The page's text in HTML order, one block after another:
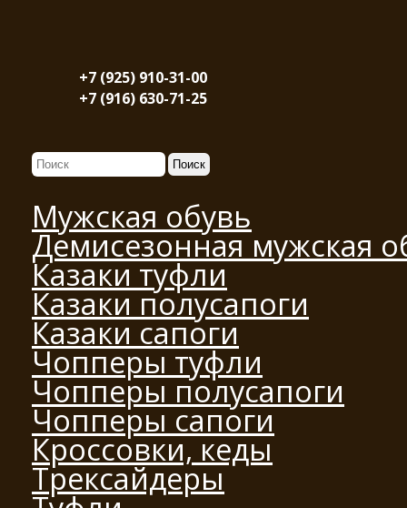
+7 (925) 910-31-00
+7 (916) 630-71-25
Мужская обувь
Демисезонная мужская
Казаки туфли
Казаки полусапоги
Казаки сапоги
Чопперы туфли
Чопперы полусапоги
Чопперы сапоги
Кроссовки, кеды
Трексайдеры